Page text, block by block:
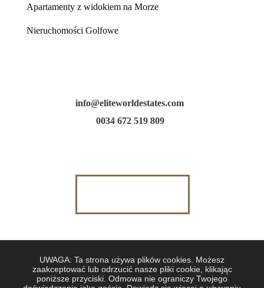
Apartamenty z widokiem na Morze
Nieruchomości Golfowe
info@eliteworldestates.com
0034 672 519 809
UWAGA: Ta strona używa plików cookies. Możesz
zaakceptować lub odrzucić nasze pliki cookie, klikając
poniższe przyciski. Odmowa nie ograniczy Twojego